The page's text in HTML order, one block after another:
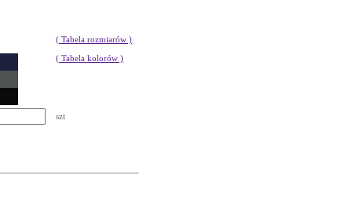
( Tabela rozmiarów )
( Tabela kolorów )
szt